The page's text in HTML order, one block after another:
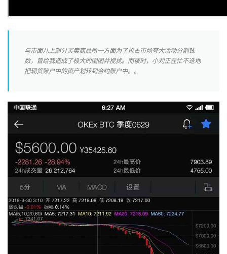
与市面儿上部分买卖商品所一方面为了抢占市场夸大活动分割钱
数，曾给我造成了极大的围困并搅扰。而彼时，小刘正在忙不迭地
把现货账户中的资产划转到合约账户中。。